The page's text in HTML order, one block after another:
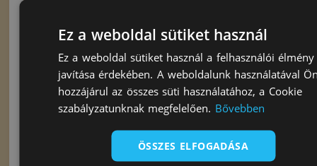
50 gr
2.198Ft
1.998Ft
Vitamin Pack
céklával 90 gr
2.198Ft
Kosárba teszem
Ez a weboldal sütiket használ
Ez a weboldal sütiket használ a felhasználói élmény
javítása érdekében. A weboldalunk használatával
hozzájárul az összes süti használatához, a Cookie
szabályzatunknak megfelelően. Bővebben
ÖSSZES ELFOGADÁSA